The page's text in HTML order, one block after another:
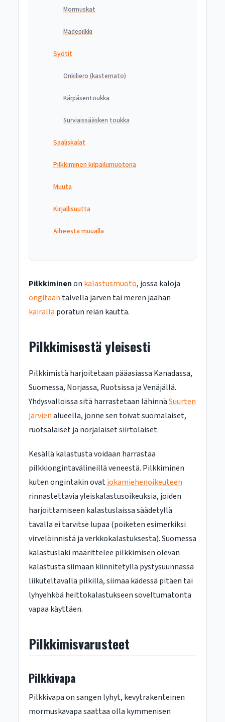
Mormuskat
Madepilkki
Syötit
Onkiliero (kastemato)
Kärpäsentoukka
Surviaissääsken toukka
Saaliskalat
Pilkkiminen kilpailumuotona
Muuta
Kirjallisuutta
Aiheesta muualla
Pilkkiminenon kalastusmuoto, jossa kaloja
ongitaan talvella järven tai meren jäähän
kairalla poratun reiän kautta.
Pilkkimisestä yleisesti
Pilkkimistä harjoitetaan pääasiassa Kanadassa,
Suomessa, Norjassa, Ruotsissa ja Venäjällä.
Yhdysvalloissa sitä harrastetaan lähinnäSuurten
järvienalueella, jonne sen toivat suomalaiset,
ruotsalaiset ja norjalaiset siirtolaiset.
Kesällä kalastusta voidaan harrastaa
pilkkiongintavälineillä veneestä. Pilkkiminen
kuten ongintakin ovatjokamiehenoikeuteen
rinnastettavia yleiskalastusoikeuksia, joiden
harjoittamiseen kalastuslaissa säädetyllä
tavalla ei tarvitse lupaa (poiketen esimerkiksi
virvelöinnistä ja verkkokalastuksesta). Suomessa
kalastuslaki määrittelee pilkkimisen olevan
kalastusta siimaan kiinnitetyllä pystysuunnassa
liikuteltavalla pilkillä, siimaa kädessä pitäen tai
lyhyehköä heittokalastukseen soveltumatonta
vapaa käyttäen.
Pilkkimisvarusteet
Pilkkivapa
Pilkkivapa on sangen lyhyt, kevytrakenteinen
mormuskavapa saattaa olla kymmenisen